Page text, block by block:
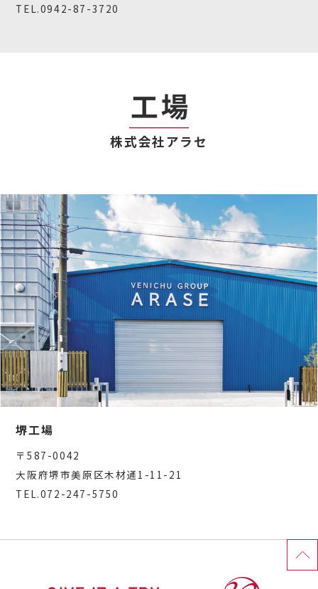
TEL.0942-87-3720
株式会社アラセ
堺工場
〒587-0042
大阪府堺市美原区木材通1-11-21
TEL.072-247-5750